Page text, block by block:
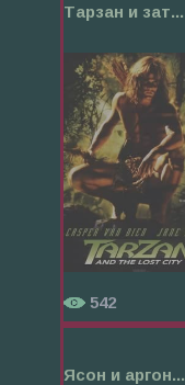
Тарзан и зат...
542
Ясон и аргон...